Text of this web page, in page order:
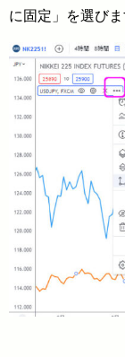
に固定」を選び